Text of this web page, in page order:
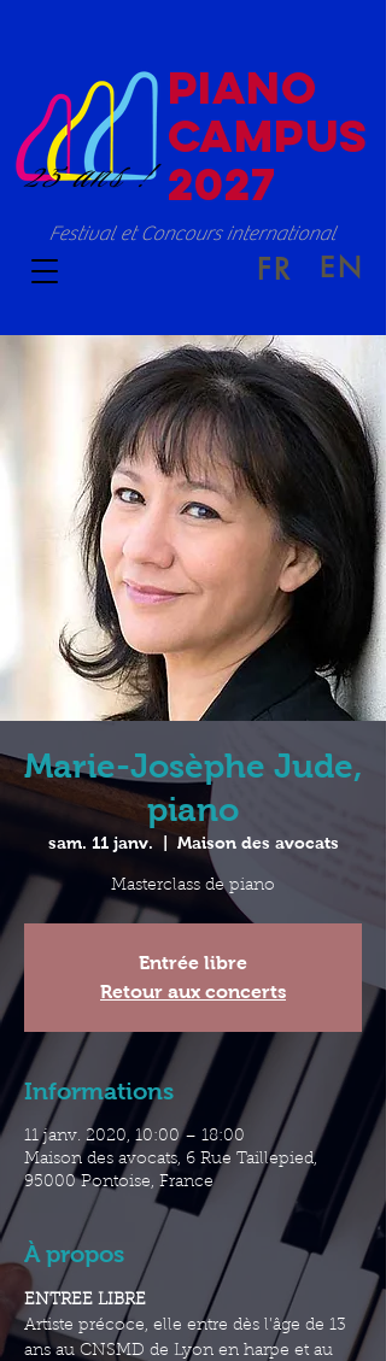
25 ans !
Festival et Concours international
PIANO
CAMPUS
2027
FR EN
Marie-Josèphe Jude,
piano
sam. 11 janv. Maison des avocats
Masterclass de piano
Entrée libre
Retour aux concerts
Informations
11 janv. 2020, 10:00 – 18:00
Maison des avocats, 6 Rue Taillepied,
95000 Pontoise, France
À propos
ENTREE LIBRE
Artiste précoce, elle entre dès l’âge de 13
ans au CNSMD de Lyon en harpe et au